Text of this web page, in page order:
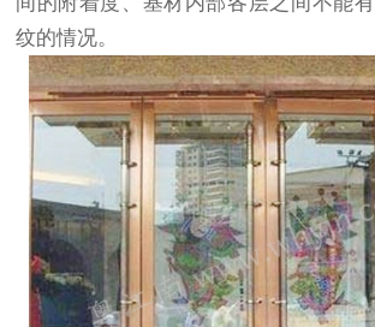
纹的情况。